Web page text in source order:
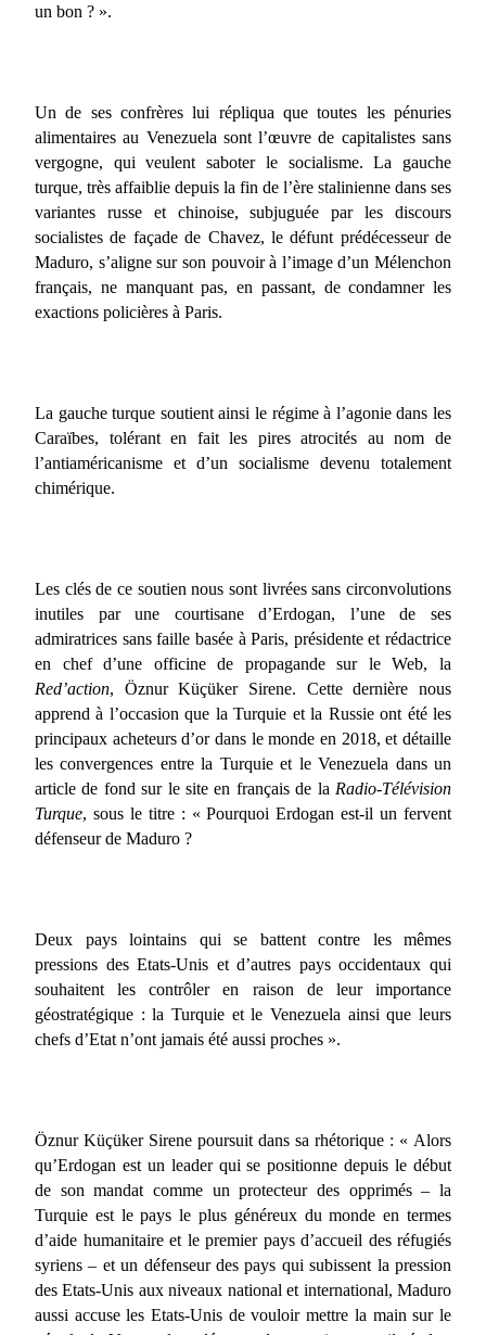
un bon ? ».
Un de ses confrères lui répliqua que toutes les pénuries
alimentaires au Venezuela sont l’œuvre de capitalistes sans
vergogne, qui veulent saboter le socialisme. La gauche
turque, très affaiblie depuis la fin de l’ère stalinienne dans ses
variantes russe et chinoise, subjuguée par les discours
socialistes de façade de Chavez, le défunt prédécesseur de
Maduro, s’aligne sur son pouvoir à l’image d’un Mélenchon
français, ne manquant pas, en passant, de condamner les
exactions policières à Paris.
La gauche turque soutient ainsi le régime à l’agonie dans les
Caraïbes, tolérant en fait les pires atrocités au nom de
l’antiaméricanisme et d’un socialisme devenu totalement
chimérique.
Les clés de ce soutien nous sont livrées sans circonvolutions
inutiles par une courtisane d’Erdogan, l’une de ses
admiratrices sans faille basée à Paris, présidente et rédactrice
en chef d’une officine de propagande sur le Web, la
Red’action, Öznur Küçüker Sirene. Cette dernière nous
apprend à l’occasion que la Turquie et la Russie ont été les
principaux acheteurs d’or dans le monde en 2018, et détaille
les convergences entre la Turquie et le Venezuela dans un
article de fond sur le site en français de la Radio-Télévision
Turque, sous le titre : « Pourquoi Erdogan est-il un fervent
défenseur de Maduro ?
Deux pays lointains qui se battent contre les mêmes
pressions des Etats-Unis et d’autres pays occidentaux qui
souhaitent les contrôler en raison de leur importance
géostratégique : la Turquie et le Venezuela ainsi que leurs
chefs d’Etat n’ont jamais été aussi proches ».
Öznur Küçüker Sirene poursuit dans sa rhétorique : « Alors
qu’Erdogan est un leader qui se positionne depuis le début
de son mandat comme un protecteur des opprimés – la
Turquie est le pays le plus généreux du monde en termes
d’aide humanitaire et le premier pays d’accueil des réfugiés
syriens – et un défenseur des pays qui subissent la pression
des Etats-Unis aux niveaux national et international, Maduro
aussi accuse les Etats-Unis de vouloir mettre la main sur le